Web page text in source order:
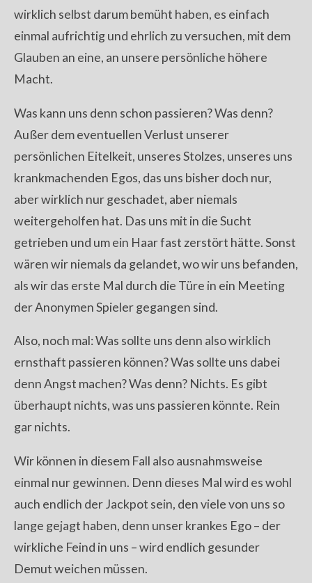
wirklich selbst darum bemüht haben, es einfach
einmal aufrichtig und ehrlich zu versuchen, mit dem
Glauben an eine, an unsere persönliche höhere
Macht.
Was kann uns denn schon passieren? Was denn?
Außer dem eventuellen Verlust unserer
persönlichen Eitelkeit, unseres Stolzes, unseres uns
krankmachenden Egos, das uns bisher doch nur,
aber wirklich nur geschadet, aber niemals
weitergeholfen hat. Das uns mit in die Sucht
getrieben und um ein Haar fast zerstört hätte. Sonst
wären wir niemals da gelandet, wo wir uns befanden,
als wir das erste Mal durch die Türe in ein Meeting
der Anonymen Spieler gegangen sind.
Also, noch mal: Was sollte uns denn also wirklich
ernsthaft passieren können? Was sollte uns dabei
denn Angst machen? Was denn? Nichts. Es gibt
überhaupt nichts, was uns passieren könnte. Rein
gar nichts.
Wir können in diesem Fall also ausnahmsweise
einmal nur gewinnen. Denn dieses Mal wird es wohl
auch endlich der Jackpot sein, den viele von uns so
lange gejagt haben, denn unser krankes Ego – der
wirkliche Feind in uns – wird endlich gesunder
Demut weichen müssen.